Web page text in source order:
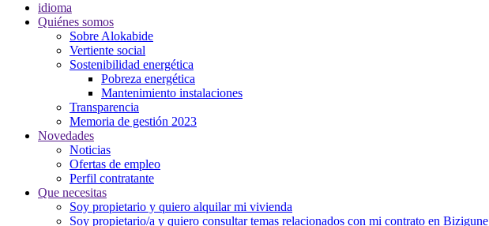
idioma
Quiénes somos
Sobre Alokabide
Vertiente social
Sostenibilidad energética
Pobreza energética
Mantenimiento instalaciones
Transparencia
Memoria de gestión 2023
Novedades
Noticias
Ofertas de empleo
Perfil contratante
Que necesitas
Soy propietario y quiero alquilar mi vivienda
Soy propietario/a y quiero consultar temas relacionados con mi contrato en Bizigune